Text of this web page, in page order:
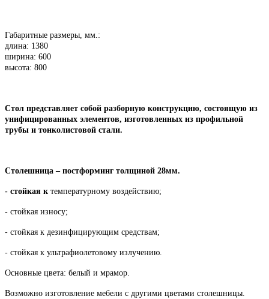
Габаритные размеры, мм.:
длина: 1380
ширина: 600
высота: 800
Стол представляет собой разборную конструкцию, состоящую из
унифицированных элементов, изготовленных из профильной
трубы и тонколистовой стали.
Столешница – постформинг толщиной 28мм.
- стойкая к температурному воздействию;
- стойкая износу;
- стойкая к дезинфицирующим средствам;
- стойкая к ультрафиолетовому излучению.
Основные цвета: белый и мрамор.
Возможно изготовление мебели с другими цветами столешницы.